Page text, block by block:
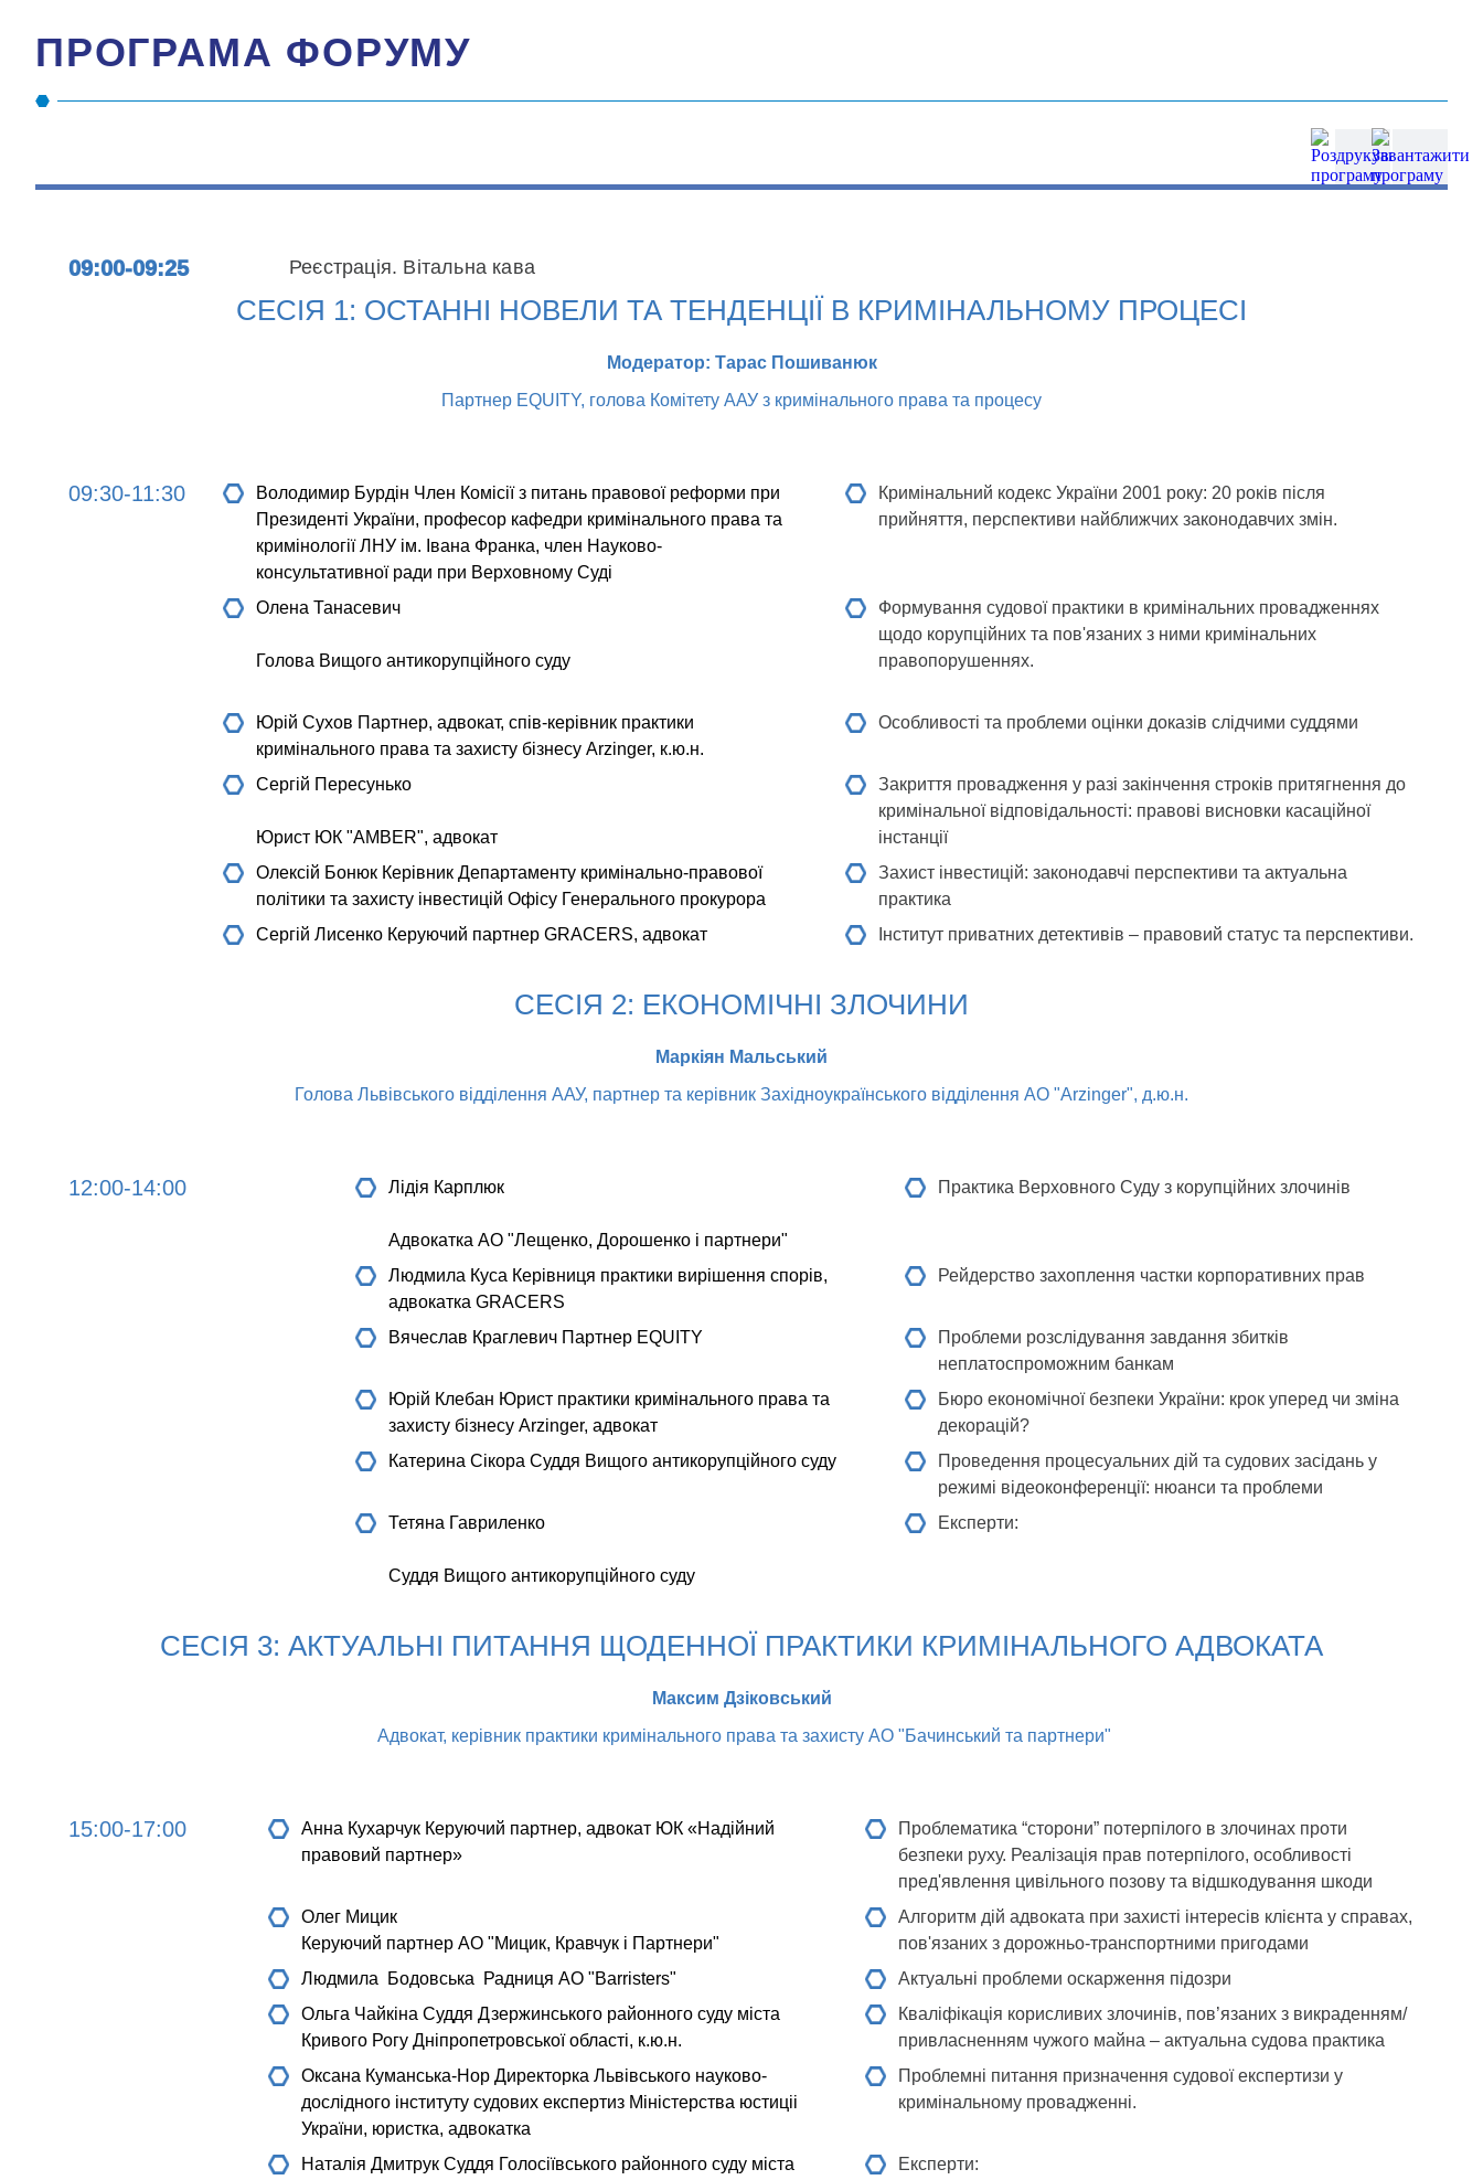
ПРОГРАМА ФОРУМУ
09:00-09:25 Реєстрація. Вітальна кава
СЕСІЯ 1: ОСТАННІ НОВЕЛИ ТА ТЕНДЕНЦІЇ В КРИМІНАЛЬНОМУ ПРОЦЕСІ
Модератор: Тарас Пошиванюк
Партнер EQUITY, голова Комітету ААУ з кримінального права та процесу
09:30-11:30 Володимир Бурдін Член Комісії з питань правової реформи при
Президенті України, професор кафедри кримінального права та
кримінології ЛНУ ім. Івана Франка, член Науково-
консультативної ради при Верховному Суді
Кримінальний кодекс України 2001 року: 20 років після
прийняття, перспективи найближчих законодавчих змін.
Олена Танасевич
Голова Вищого антикорупційного суду
Формування судової практики в кримінальних провадженнях
щодо корупційних та пов'язаних з ними кримінальних
правопорушеннях.
Юрій Сухов Партнер, адвокат, спів-керівник практики
кримінального права та захисту бізнесу Arzinger, к.ю.н.
Особливості та проблеми оцінки доказів слідчими суддями
Сергій Пересунько
Юрист ЮК "AMBER", адвокат
Закриття провадження у разі закінчення строків притягнення до
кримінальної відповідальності: правові висновки касаційної
інстанції
Олексій Бонюк Керівник Департаменту кримінально-правової
політики та захисту інвестицій Офісу Генерального прокурора
Захист інвестицій: законодавчі перспективи та актуальна
практика
Сергій Лисенко Керуючий партнер GRACERS, адвокат Інститут приватних детективів – правовий статус та перспективи.
СЕСІЯ 2: ЕКОНОМІЧНІ ЗЛОЧИНИ
Маркіян Мальський
Голова Львівського відділення ААУ, партнер та керівник Західноукраїнського відділення АО "Arzinger", д.ю.н.
12:00-14:00 Лідія Карплюк
Адвокатка АО "Лещенко, Дорошенко і партнери"
Практика Верховного Суду з корупційних злочинів
Людмила Куса Керівниця практики вирішення спорів,
адвокатка GRACERS
Рейдерство захоплення частки корпоративних прав
Вячеслав КраглевичПартнер EQUITY
Проблеми розслідування завдання збитків
неплатоспроможним банкам
Юрій Клебан Юрист практики кримінального права та
захисту бізнесу Arzinger, адвокат
Бюро економічної безпеки України: крок уперед чи зміна
декорацій?
Катерина Сікора Суддя Вищого антикорупційного суду
Проведення процесуальних дій та судових засідань у
режимі відеоконференції: нюанси та проблеми
Тетяна Гавриленко
Суддя Вищого антикорупційного суду
Експерти:
СЕСІЯ 3: АКТУАЛЬНІ ПИТАННЯ ЩОДЕННОЇ ПРАКТИКИ КРИМІНАЛЬНОГО АДВОКАТА
Максим Дзіковський
Адвокат, керівник практики кримінального права та захисту АО "Бачинський та партнери"
15:00-17:00 Анна КухарчукКеруючий партнер, адвокат ЮК «Надійний
правовий партнер»
Проблематика “сторони” потерпілого в злочинах проти
безпеки руху. Реалізація прав потерпілого, особливості
пред'явлення цивільного позову та відшкодування шкоди
Олег Мицик
Керуючий партнер АО "Мицик, Кравчук і Партнери"
Алгоритм дій адвоката при захисті інтересів клієнта у справах,
пов'язаних з дорожньо-транспортними пригодами
Людмила Бодовська
Радниця АО "Barristers"
Актуальні проблеми оскарження підозри
Ольга Чайкіна Суддя Дзержинського районного суду міста
Кривого Рогу Дніпропетровської області, к.ю.н.
Кваліфікація корисливих злочинів, пов’язаних з викраденням/
привласненням чужого майна – актуальна судова практика
Оксана Куманська-НорДиректорка Львівського науково-
дослідного інституту судових експертиз Міністерства юстиціі
України, юристка, адвокатка
Проблемні питання призначення судової експертизи у
кримінальному провадженні.
Наталія ДмитрукСуддя Голосіївського районного суду міста
Експерти: